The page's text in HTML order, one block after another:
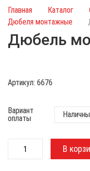
и
с
к
п
т
л
о
Главная Каталог
Дюбеля монтажные
Дюбель
Артикул: 6676
Вариант
оплаты